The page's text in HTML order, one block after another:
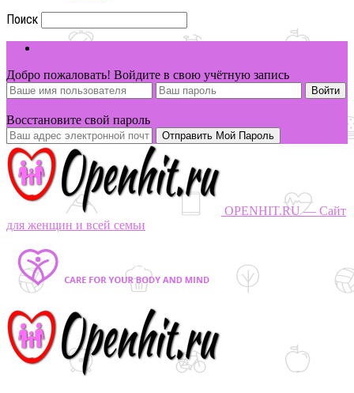
Поиск
Добро пожаловать! Войдите в свою учётную запись
Восстановите свой пароль
OPENHIT.RU — Сайт
для женщин и всей семьи